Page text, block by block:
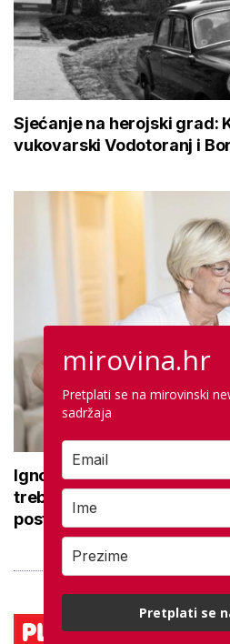
Sjećanje na herojski grad:
vukovarski Vodotoranj i
Ignorirate li prve znakove
trebaju pomoć? Uočite
postane svakodnevna
mirovina.hr
Pretplati se na mirovinski
sadržaja
Pretplati se